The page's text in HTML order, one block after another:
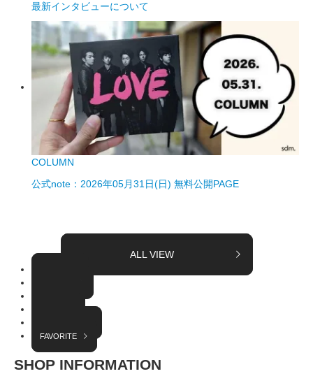
最新インタビューについて
COLUMN
公式note：2026年05月31日(日) 無料公開PAGE
ALL VIEW
FAVORITE
SHOP INFORMATION